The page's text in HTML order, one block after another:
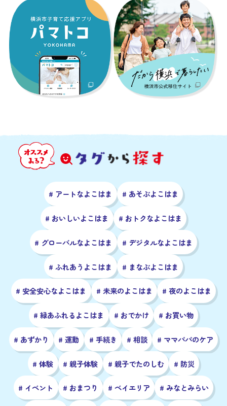
# アートなよこはま # あそぶよこはま
# おいしいよこはま # おトクなよこはま
# グローバルなよこはま # デジタルなよこはま
# ふれあうよこはま # まなぶよこはま
# 安全安心なよこはま # 未来のよこはま # 夜のよこはま
# 緑あふれるよこはま # おでかけ # お買い物
# あずかり # 運動 # 手続き # 相談 # ママパパのケア
# 体験 # 親子体験 # 親子でたのしむ # 防災
# イベント # おまつり # ベイエリア # みなとみらい